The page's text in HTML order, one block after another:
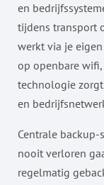
en
tijdens transport
werkt via je
op openbare
technologie
en
Centrale
nooit verloren
regelmatig